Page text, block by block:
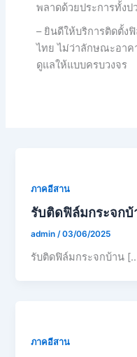
พลาดด้วยประการทั้งป
– ยินดีให้บริการติดตั้
ไทย ไม่ว่าลักษณะอาค
ดูแลให้แบบครบวงจร
ภาคอีสาน
รับติดฟิล์มกระจกบ้
admin/03/06/2025
รับติดฟิล์มกระจกบ้าน
ภาคอีสาน